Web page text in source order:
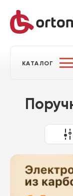
КАТАЛОГ